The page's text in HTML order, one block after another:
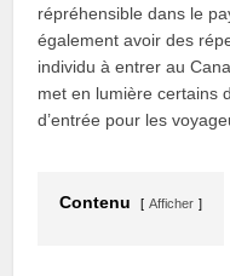
répréhensible dans le
également avoir des
individu à entrer au
met en lumière certains
d’entrée pour les
Contenu Afficher